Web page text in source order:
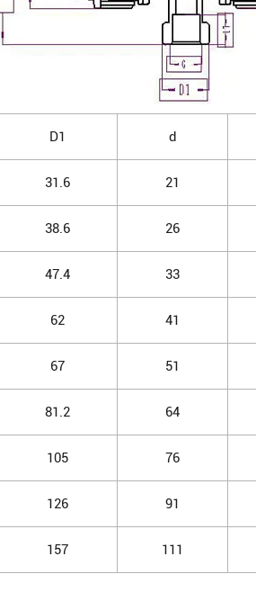
D1 d
31.6 21
38.6 26
47.4 33
62 41
67 51
81.2 64
105 76
126 91
157 111